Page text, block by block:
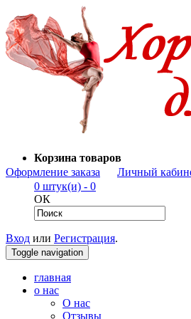
Корзина товаров
0 штук(и) - 0
ОК
Вход или Регистрация.
Оформление заказа Личный
Toggle navigation
главная
о нас
О нас
Отзывы